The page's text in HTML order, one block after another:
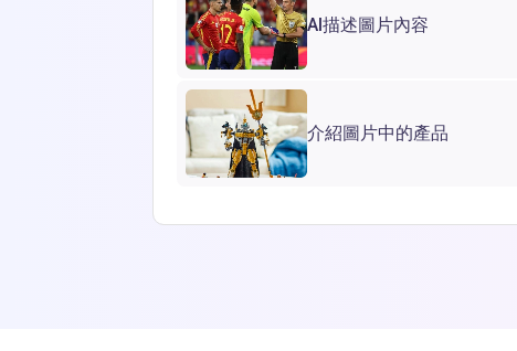
AI描述圖片內容
介紹圖片中的產品